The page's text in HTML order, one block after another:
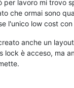
per lavoro mi trovo
che ormai sono
l'unico low cost
anche un
lock è acceso, ma